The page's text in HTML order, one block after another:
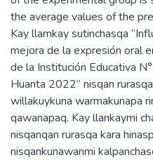
the average values of the
Kay llamkay sutinchasqa
mejora de la expresión oral
de la Institución Educativa
Huanta 2022” nisqan
willakuykuna warmakunapa
qawanapaq. Kay llankaymi
nisqanqan rurasqa kara
nisqankunawanmi